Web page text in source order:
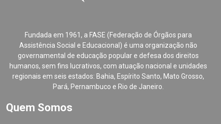
Fundada em 1961, a FASE (Federação de Órgãos para
Assistência Social e Educacional) é uma organização não
governamental de educação popular e defesa dos direitos
humanos, sem fins lucrativos, com atuação nacional e unidades
regionais em seis estados: Bahia, Espírito Santo, Mato Grosso,
Pará, Pernambuco e Rio de Janeiro.
Quem Somos